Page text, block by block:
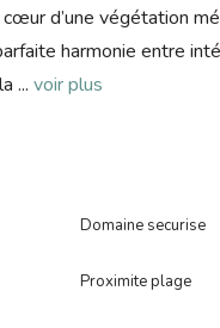
d’une végétation
harmonie entre
... voir plus
Domaine securise
Proximite plage